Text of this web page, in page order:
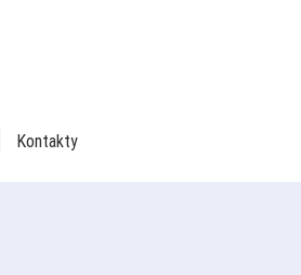
Kontakty